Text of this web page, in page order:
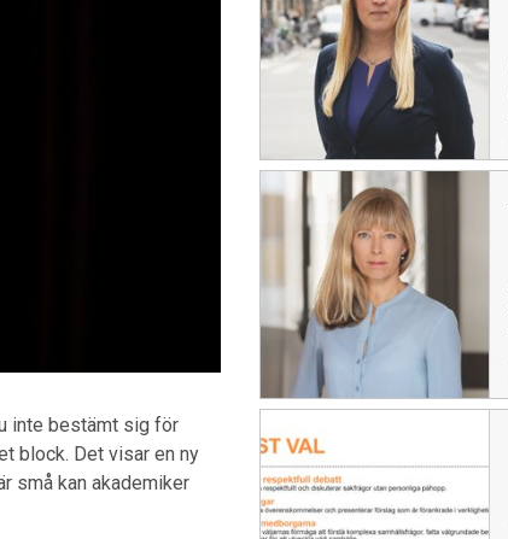
inte bestämt sig för
block. Det visar en ny
små kan akademiker